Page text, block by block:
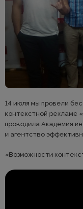
14 июля мы провели
контекстной рекламе
проводила Академия
и агентство
«Возможности